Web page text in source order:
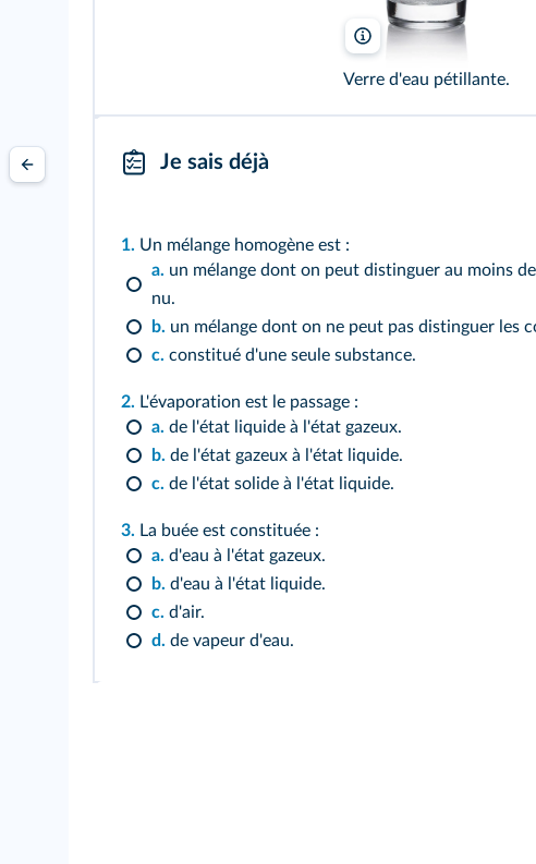
Verre d'eau pétillante.
Je sais déjà
1. Un mélange homogène est :
a. un mélange dont on peut distinguer au moins
nu.
b. un mélange dont on ne peut pas distinguer les
c. constitué d'une seule substance.
2. L'évaporation est le passage :
a. de l'état liquide à l'état gazeux.
b. de l'état gazeux à l'état liquide.
c. de l'état solide à l'état liquide.
3. La buée est constituée :
a. d'eau à l'état gazeux.
b. d'eau à l'état liquide.
c. d'air.
d. de vapeur d'eau.